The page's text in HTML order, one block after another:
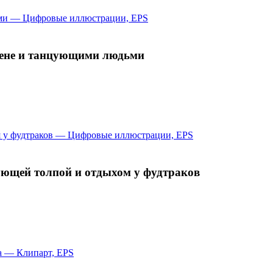
и танцующими людьми
толпой и отдыхом у фудтраков